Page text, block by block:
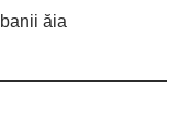
ăia